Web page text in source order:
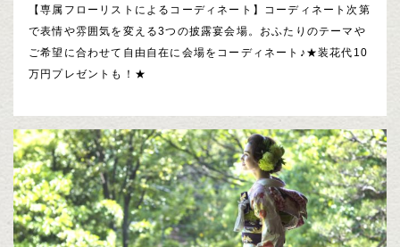
【専属フローリストによるコーディネート】コーディネート次第
で表情や雰囲気を変える3つの披露宴会場。おふたりのテーマや
ご希望に合わせて自由自在に会場をコーディネート♪★装花代10
万円プレゼントも！★